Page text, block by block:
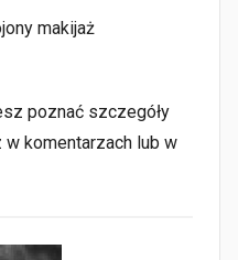
makijaż
poznać szczegóły
komentarzach lub w